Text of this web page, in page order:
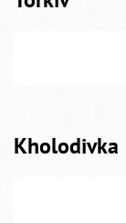
Kholodivka